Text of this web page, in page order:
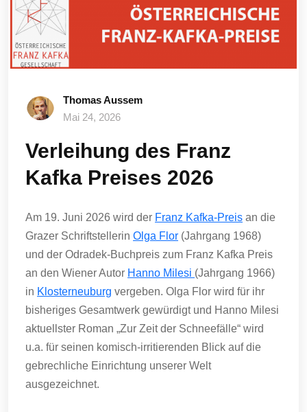
Thomas Aussem
Mai 24, 2026
Verleihung des Franz
Kafka Preises 2026
Am 19. Juni 2026 wird der Franz Kafka-Preis an die
Grazer Schriftstellerin Olga Flor (Jahrgang 1968)
und der Odradek-Buchpreis zum Franz Kafka Preis
an den Wiener Autor Hanno Milesi (Jahrgang 1966)
in Klosterneuburg vergeben. Olga Flor wird für ihr
bisheriges Gesamtwerk gewürdigt und Hanno Milesi
aktuellster Roman „Zur Zeit der Schneefälle“ wird
u.a. für seinen komisch-irritierenden Blick auf die
gebrechliche Einrichtung unserer Welt
ausgezeichnet.